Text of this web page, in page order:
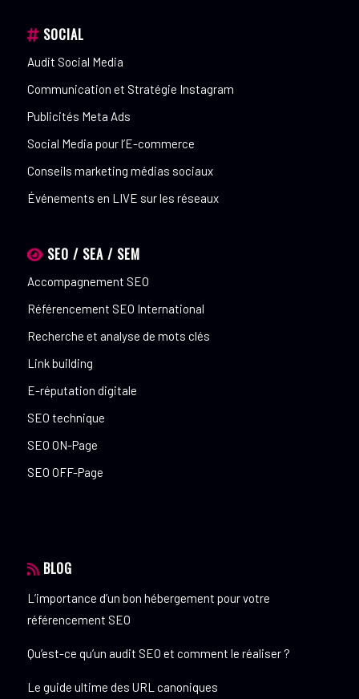
SOCIAL
Audit Social Media
Communication et Stratégie Instagram
Publicités Meta Ads
Social Media pour l’E-commerce
Conseils marketing médias sociaux
Événements en LIVE sur les réseaux
SEO / SEA / SEM
Accompagnement SEO
Référencement SEO International
Recherche et analyse de mots clés
Link building
E-réputation digitale
SEO technique
SEO ON-Page
SEO OFF-Page
BLOG
L’importance d’un bon hébergement pour votre
référencement SEO
Qu’est-ce qu’un audit SEO et comment le réaliser ?
Le guide ultime des URL canoniques